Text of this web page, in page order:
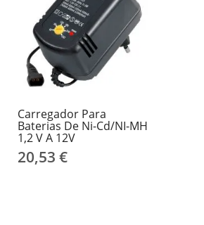
Carregador Para
Baterias De Ni-Cd/NI-MH
1,2 V A 12V
20,53 €